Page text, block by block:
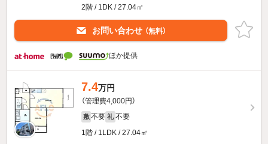
2階 / 1DK / 27.04㎡
お問い合わせ （無料）
ほか提供
7.4万円
（管理費4,000円）
敷 不要 礼 不要
1階 / 1LDK / 27.04㎡